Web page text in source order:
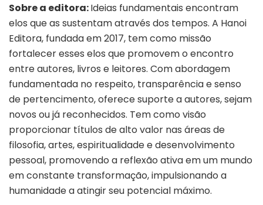
Sobre a editora:Ideias fundamentais encontram
elos que as sustentam através dos tempos. A Hanoi
Editora, fundada em 2017, tem como missão
fortalecer esses elos que promovem o encontro
entre autores, livros e leitores. Com abordagem
fundamentada no respeito, transparência e senso
de pertencimento, oferece suporte a autores, sejam
novos ou já reconhecidos. Tem como visão
proporcionar títulos de alto valor nas áreas de
filosofia, artes, espiritualidade e desenvolvimento
pessoal, promovendo a reflexão ativa em um mundo
em constante transformação, impulsionando a
humanidade a atingir seu potencial máximo.